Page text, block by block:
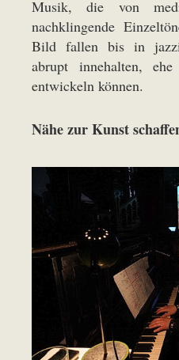
Musik, die von
nachklingende
Bild fallen bis in
abrupt innehalten,
entwickeln können.
Nähe zur Kunst